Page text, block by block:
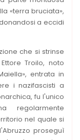
«terra bruciata»,
a eccidi
che si strinse
Troilo, noto
entrata in
i nazifascisti a
fu l'unico
regolarmente
nel quale si
proseguì